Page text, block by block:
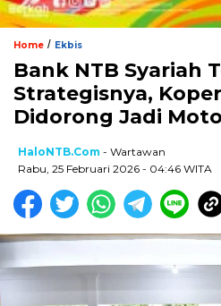
Home / Ekbis
Bank NTB Syariah
Strategisnya,
Didorong Jadi
HaloNTB.com - Wartawan
Rabu, 25 Februari 2026 - 04:46 WITA